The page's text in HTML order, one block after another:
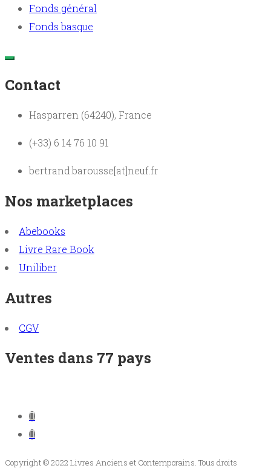
Fonds général
Fonds basque
Contact
Hasparren (64240), France
(+33) 6 14 76 10 91
bertrand.barousse[at]neuf.fr
Nos marketplaces
Abebooks
Livre Rare Book
Uniliber
Autres
CGV
Ventes dans 77 pays
Copyright © 2022 Livres Anciens et Contemporains. Tous droits